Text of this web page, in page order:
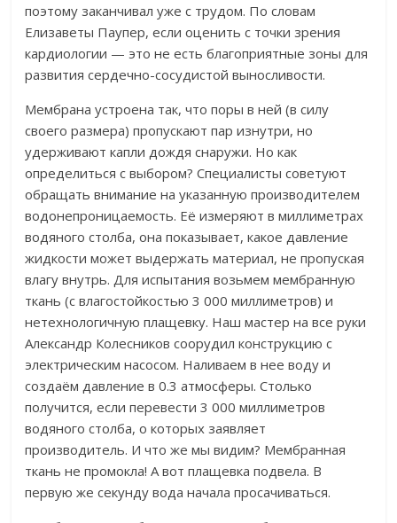
поэтому заканчивал уже с трудом. По словам
Елизаветы Паупер,если оценить с точки зрения
кардиологии — это не есть благоприятные зоны для
развития сердечно-сосудистой выносливости.
Мембрана устроена так, что поры в ней (в силу
своего размера) пропускают пар изнутри, но
удерживают капли дождя снаружи. Но как
определиться с выбором? Специалисты советуют
обращать внимание на указанную производителем
водонепроницаемость. Её измеряют в миллиметрах
водяного столба, она показывает, какое давление
жидкости может выдержать материал, не пропуская
влагу внутрь. Для испытания возьмем мембранную
ткань (с влагостойкостью 3 000 миллиметров) и
нетехнологичную плащевку. Наш мастер на все руки
Александр Колесников соорудил конструкцию с
электрическим насосом. Наливаем в нее воду и
создаём давление в 0.3 атмосферы. Столько
получится, если перевести 3 000 миллиметров
водяного столба, о которых заявляет
производитель. И что же мы видим? Мембранная
ткань не промокла!А вот плащевка подвела. В
первую же секунду вода начала просачиваться.